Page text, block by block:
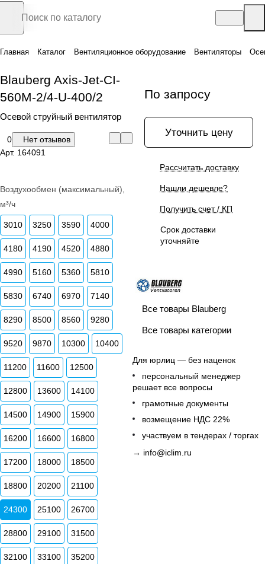
Главная Каталог Вентиляционное оборудование Вентиляторы
Blauberg Axis-Jet-CI-
560M-2/4-U-400/2
Осевой струйный вентилятор
0
Нет отзывов
Арт. 164091
Воздухообмен (максимальный),
м³/ч
3010 3250 3590 4000
4180 4190 4520 4880
4990 5160 5360 5810
5830 6740 6970 7140
8290 8500 8560 9280
9520 9870 10300 10400
11200 11600 12500
12800 13600 14100
14500 14900 15900
16200 16600 16800
17200 18000 18500
18800 20200 21100
24300 25100 26700
28800 29100 31500
32100 33100 35200
По запросу
Уточнить цену
Рассчитать доставку
Нашли дешевле?
Получить счет / КП
Срок доставки
уточняйте
Все товары Blauberg
Все товары категории
Для юрлиц — без наценок
персональный менеджер
решает все вопросы
грамотные документы
возмещение НДС 22%
участвуем в тендерах / торгах
→ info@iclim.ru